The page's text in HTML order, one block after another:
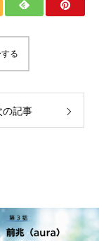
る
の記事